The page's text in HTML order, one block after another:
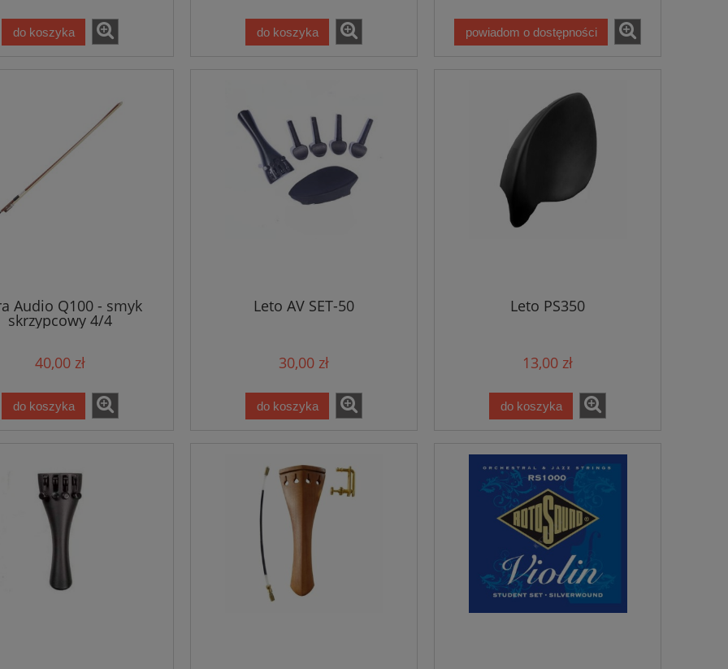
do koszyka do koszyka powiadom o dostępności
Audio Q100 - smyk
skrzypcowy 4/4
40,00 zł
do koszyka
Leto AV SET-50
30,00 zł
do koszyka
Leto PS350
13,00 zł
do koszyka